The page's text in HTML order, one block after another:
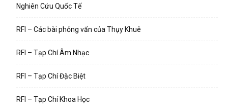
Nghiên Cứu Quốc Tế
RFI – Các bài phỏng vấn của Thụy Khuê
RFI – Tạp Chí Âm Nhạc
RFI – Tạp Chí Đặc Biệt
RFI – Tạp Chí Khoa Học